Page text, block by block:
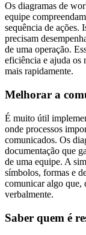
Os diagramas de
equipe
sequência de ações.
precisam
de uma operação.
eficiência e ajuda os
mais rapidamente.
Melhorar a
É muito útil
onde processos
comunicados. Os
documentação que
de uma equipe. A
símbolos, formas e
comunicar algo que,
verbalmente.
Saber quem é